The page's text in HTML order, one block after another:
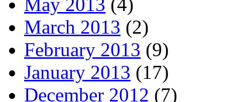
May 2013 (4)
March 2013 (2)
February 2013 (9)
January 2013 (17)
December 2012 (7)